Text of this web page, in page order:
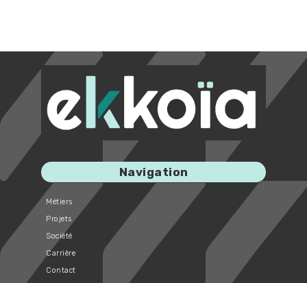
Navigation
Métiers
Projets
Société
Carrière
Contact